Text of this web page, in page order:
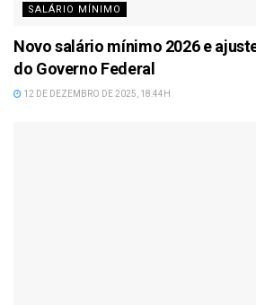
SALÁRIO MÍNIMO
Novo salário mínimo 2026 e
do Governo Federal
12 DE DEZEMBRO DE 2025, 18:44H